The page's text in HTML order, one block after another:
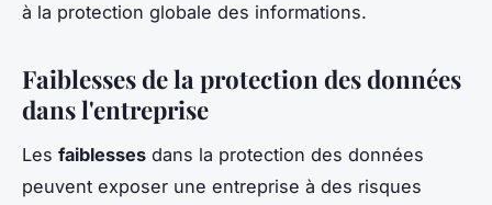
à la protection globale des informations.
Faiblesses de la protection des données
dans l'entreprise
Les faiblesses dans la protection des données
peuvent exposer une entreprise à des risques